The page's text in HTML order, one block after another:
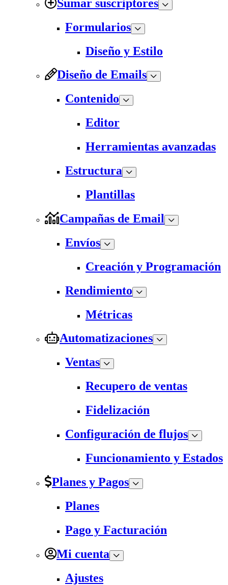
Sumar suscriptores
Formularios
Diseño y Estilo
Diseño de Emails
Contenido
Editor
Herramientas avanzadas
Estructura
Plantillas
Campañas de Email
Envíos
Creación y Programación
Rendimiento
Métricas
Automatizaciones
Ventas
Recupero de ventas
Fidelización
Configuración de flujos
Funcionamiento y Estados
Planes y Pagos
Planes
Pago y Facturación
Mi cuenta
Ajustes